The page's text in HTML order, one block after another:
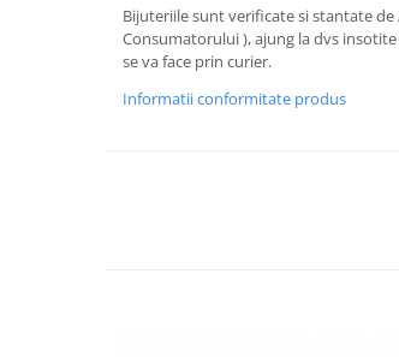
Bijuteriile sunt verificate si stantate
Consumatorului ), ajung la dvs
se va face prin curier.
Informatii conformitate produs